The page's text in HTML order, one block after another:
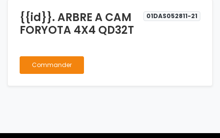
{{id}}. ARBRE A CAM
FORYOTA 4X4 QD32T
01DAS052811-21
Commander